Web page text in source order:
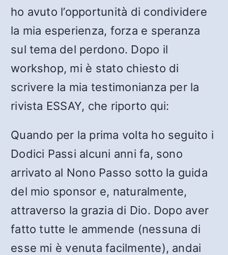
ho avuto l’opportunità di condividere
la mia esperienza, forza e speranza
sul tema del perdono. Dopo il
workshop, mi è stato chiesto di
scrivere la mia testimonianza per la
rivista ESSAY, che riporto qui:
Quando per la prima volta ho seguito i
Dodici Passi alcuni anni fa, sono
arrivato al Nono Passo sotto la guida
del mio sponsor e, naturalmente,
attraverso la grazia di Dio. Dopo aver
fatto tutte le ammende (nessuna di
esse mi è venuta facilmente), andai